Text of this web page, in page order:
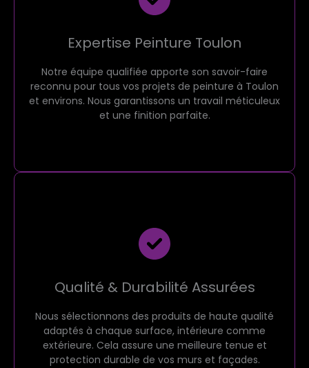
Expertise Peinture Toulon
Notre équipe qualifiée apporte son savoir-faire
reconnu pour tous vos projets de peinture à Toulon
et environs. Nous garantissons un travail méticuleux
et une finition parfaite.
Qualité & Durabilité Assurées
Nous sélectionnons des produits de haute qualité
adaptés à chaque surface, intérieure comme
extérieure. Cela assure une meilleure tenue et
protection durable de vos murs et façades.